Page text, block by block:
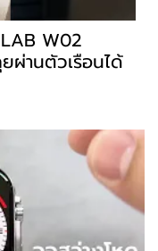
W02
านตัวเรือนได้